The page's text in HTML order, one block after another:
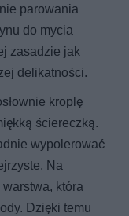
parowania
do mycia
zasadzie jak
delikatności.
kroplę
ściereczką.
wypolerować
Na
która
Dzięki temu